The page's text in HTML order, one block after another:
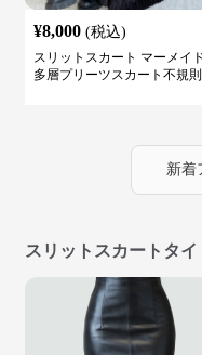
¥8,000 (税込)
スリットスカート マーメイ
多層プリーツスカート不規
新着
スリットスカートタ